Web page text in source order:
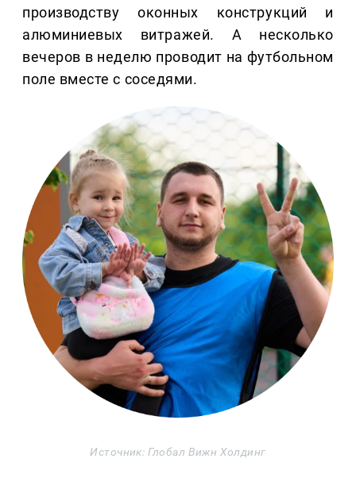
производству оконных конструкций и
алюминиевых витражей. А несколько
вечеров в неделю проводит на футбольном
поле вместе с соседями.
Источник: Глобал Вижн Холдинг